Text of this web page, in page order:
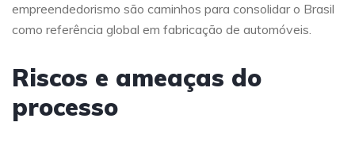
empreendedorismo são caminhos para consolidar o Brasil
como referência global em fabricação de automóveis.
Riscos e ameaças do
processo